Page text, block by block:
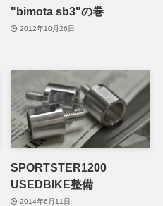
"bimota sb3"の巻
2012年10月26日
SPORTSTER1200
USEDBIKE整備
2014年6月11日